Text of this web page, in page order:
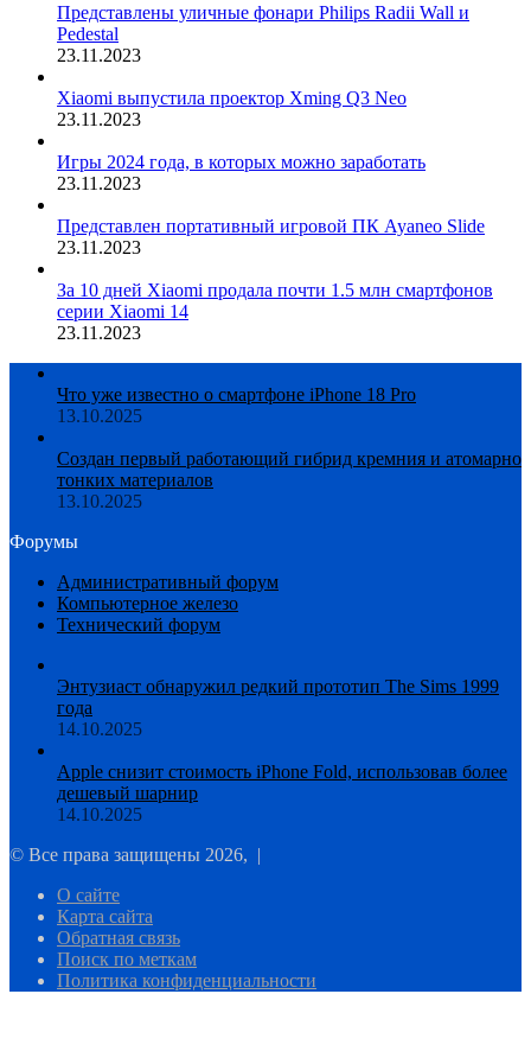
Представлены уличные фонари Philips Radii Wall и
Pedestal
23.11.2023
Xiaomi выпустила проектор Xming Q3 Neo
23.11.2023
Игры 2024 года, в которых можно заработать
23.11.2023
Представлен портативный игровой ПК Ayaneo Slide
23.11.2023
За 10 дней Xiaomi продала почти 1.5 млн смартфонов
серии Xiaomi 14
23.11.2023
Что уже известно о смартфоне iPhone 18 Pro
13.10.2025
Создан первый работающий гибрид кремния и атомарно
тонких материалов
13.10.2025
Форумы
Административный форум
Компьютерное железо
Технический форум
Энтузиаст обнаружил редкий прототип The Sims 1999
года
14.10.2025
Apple снизит стоимость iPhone Fold, использовав более
дешевый шарнир
14.10.2025
© Все права защищены 2026, |
О сайте
Карта сайта
Обратная связь
Поиск по меткам
Политика конфиденциальности